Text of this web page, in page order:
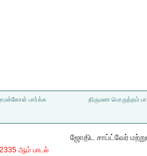
பார்க்க திருமண பொருத்தம்
ஜோதிட சாப்ட்வேர்
ஆம் பாடல்